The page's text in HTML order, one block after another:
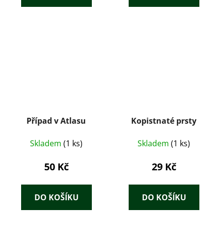
Případ v Atlasu
Skladem (1 ks)
50 Kč
DO KOŠÍKU
Kopistnaté prsty
Skladem (1 ks)
29 Kč
DO KOŠÍKU